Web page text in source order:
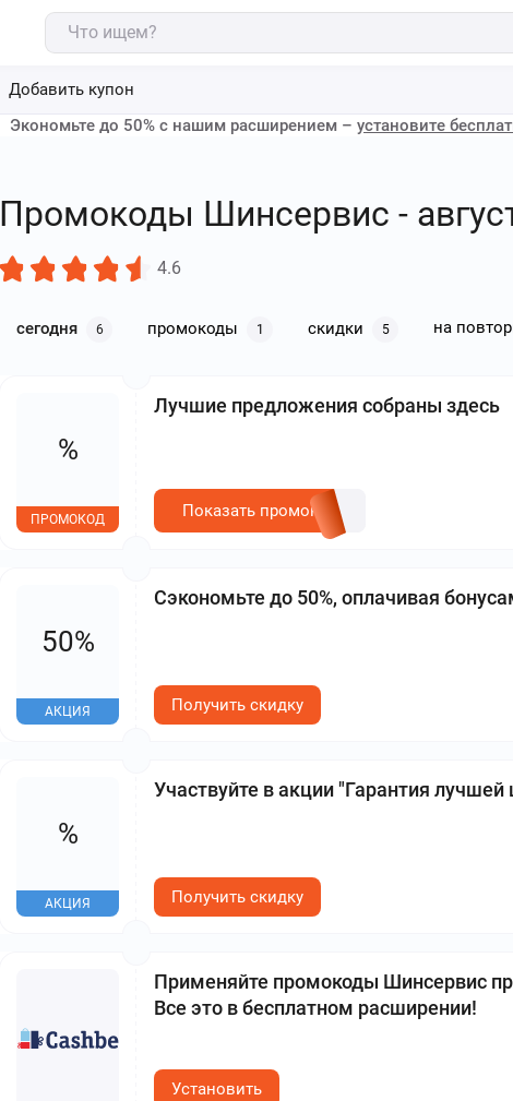
Добавить купон
Экономьте до 50% с нашим расширением – установите
Промокоды Шинсервис -
4.6
сегодня 6 промокоды 1 скидки 5 на
Лучшие предложения собраны здесь
%
ПРОМОКОД Показать промокод
Сэкономьте до 50%, оплачивая
50%
АКЦИЯ Получить скидку
Участвуйте в акции "Гарантия лучшей
%
АКЦИЯ Получить скидку
Применяйте промокоды Шинсервис
Все это в бесплатном расширении!
Установить